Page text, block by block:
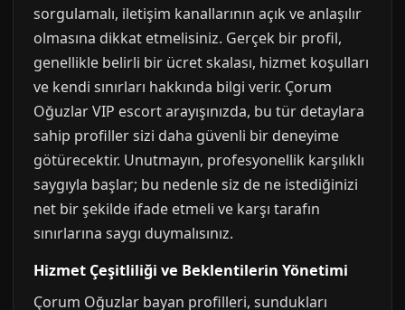
sorgulamalı, iletişim kanallarının açık ve anlaşılır
olmasına dikkat etmelisiniz. Gerçek bir profil,
genellikle belirli bir ücret skalası, hizmet koşulları
ve kendi sınırları hakkında bilgi verir. Çorum
Oğuzlar VIP escort arayışınızda, bu tür detaylara
sahip profiller sizi daha güvenli bir deneyime
götürecektir. Unutmayın, profesyonellik karşılıklı
saygıyla başlar; bu nedenle siz de ne istediğinizi
net bir şekilde ifade etmeli ve karşı tarafın
sınırlarına saygı duymalısınız.
Hizmet Çeşitliliği ve Beklentilerin Yönetimi
Çorum Oğuzlar bayan profilleri, sundukları